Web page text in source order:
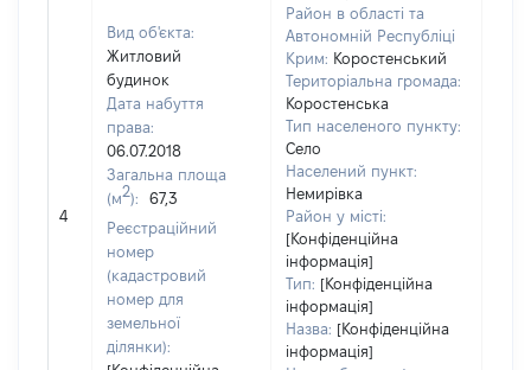
4
Вид об'єкта:
Житловий
будинок
Дата набуття
права:
06.07.2018
Загальна площа
(м2):
67,3
Реєстраційний
номер
(кадастровий
номер для
земельної
ділянки):
Район в області та
Автономній Республіці
Крим: Коростенський
Територіальна громада:
Коростенська
Тип населеного пункту:
Село
Населений пункт:
Немирівка
Район у місті:
[Конфіденційна
інформація]
Тип: [Конфіденційна
інформація]
Назва: [Конфіденційна
інформація]